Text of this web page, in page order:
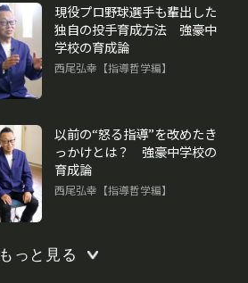
現役プロ野球選手も輩出した
独自の投手育成方法 強豪中
学校の育成論
西尾弘幸【指導哲学編】
以前の“怒る指導”を改めたき
っかけとは？ 強豪中学校の
育成論
西尾弘幸【指導哲学編】
もっと見る